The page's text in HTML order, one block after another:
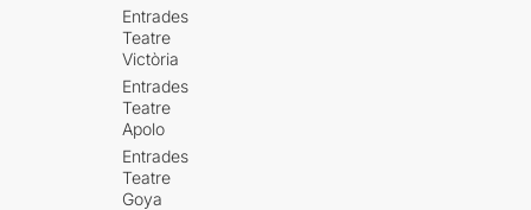
Entrades
Teatre
Victòria
Entrades
Teatre
Apolo
Entrades
Teatre
Goya